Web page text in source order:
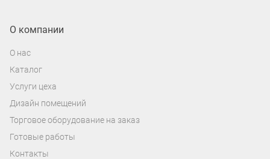
О компании
О нас
Каталог
Услуги цеха
Дизайн помещений
Торговое оборудование на заказ
Готовые работы
Контакты